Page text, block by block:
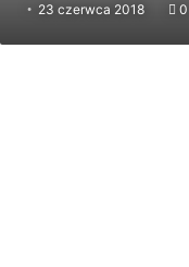
23 czerwca 2018 0